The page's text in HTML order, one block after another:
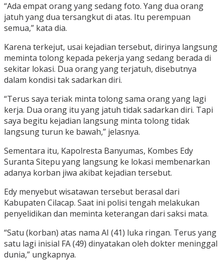
“Ada empat orang yang sedang foto. Yang dua orang
jatuh yang dua tersangkut di atas. Itu perempuan
semua,” kata dia.
Karena terkejut, usai kejadian tersebut, dirinya langsung
meminta tolong kepada pekerja yang sedang berada di
sekitar lokasi. Dua orang yang terjatuh, disebutnya
dalam kondisi tak sadarkan diri.
“Terus saya teriak minta tolong sama orang yang lagi
kerja. Dua orang itu yang jatuh tidak sadarkan diri. Tapi
saya begitu kejadian langsung minta tolong tidak
langsung turun ke bawah,” jelasnya.
Sementara itu, Kapolresta Banyumas, Kombes Edy
Suranta Sitepu yang langsung ke lokasi membenarkan
adanya korban jiwa akibat kejadian tersebut.
Edy menyebut wisatawan tersebut berasal dari
Kabupaten Cilacap. Saat ini polisi tengah melakukan
penyelidikan dan meminta keterangan dari saksi mata.
“Satu (korban) atas nama AI (41) luka ringan. Terus yang
satu lagi inisial FA (49) dinyatakan oleh dokter meninggal
dunia,” ungkapnya.